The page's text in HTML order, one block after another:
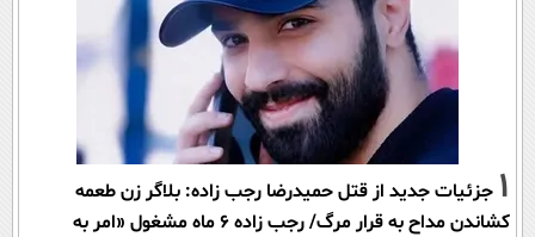
1 جزئیات جدید از قتل حمیدرضا رجب زاده: بلاگر زن طعمه
کشاندن مداح به قرار مرگ/ رجب زاده 6 ماه مشغول «امر به